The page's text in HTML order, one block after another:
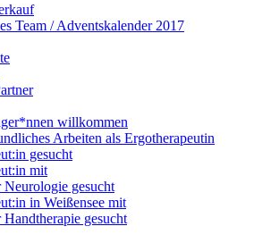
Team / Adventskalender 2017
willkommen
Arbeiten als Ergotherapeutin
gesucht
mit
Neurologie gesucht
in Weißensee mit
Handtherapie gesucht